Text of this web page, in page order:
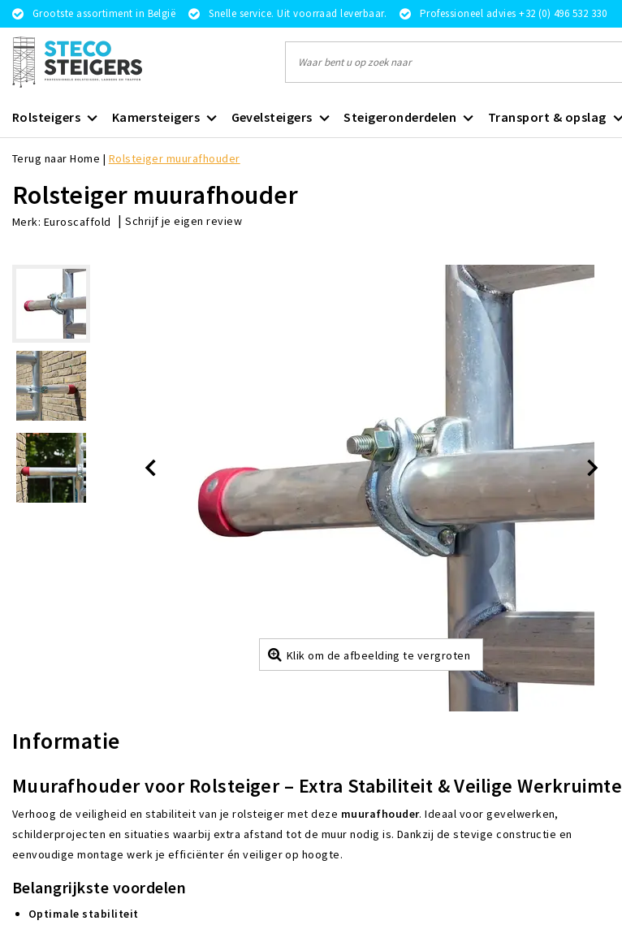
Grootste assortiment in België Snelle service. Uit voorraad leverbaar. Professioneel advies +32 (0) 496 532 330
Rolsteigers Kamersteigers Gevelsteigers Steigeronderdelen Transport & opslag
Terug naar Home | Rolsteiger muurafhouder
Rolsteiger muurafhouder
Merk: Euroscaffold |Schrijf je eigen review
Klik om de afbeelding te vergroten
Informatie
Muurafhouder voor Rolsteiger – Extra Stabiliteit & Veilige Werkruimte
Verhoog de veiligheid en stabiliteit van je rolsteiger met deze muurafhouder. Ideaal voor gevelwerken,
schilderprojecten en situaties waarbij extra afstand tot de muur nodig is. Dankzij de stevige constructie en
eenvoudige montage werk je efficiënter én veiliger op hoogte.
Belangrijkste voordelen
Optimale stabiliteit